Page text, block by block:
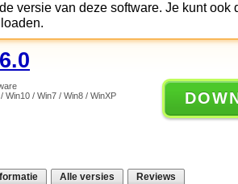
versie van deze software. Je kunt ook
Win10 / Win7 / Win8 / WinXP
Alle versies Reviews